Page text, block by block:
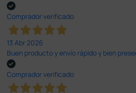
Comprador verificado
13 Abr 2026
Buen producto y envío rápido y bien
Comprador verificado